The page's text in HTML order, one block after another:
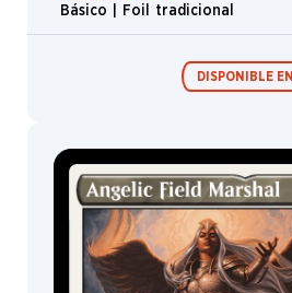
Henry G.
Higginbotham
Hristo
Chukov
McCaig
Básico | Foil tradicional
DISPONIBLE EN
Sobres/Caja de
sobres de
edición